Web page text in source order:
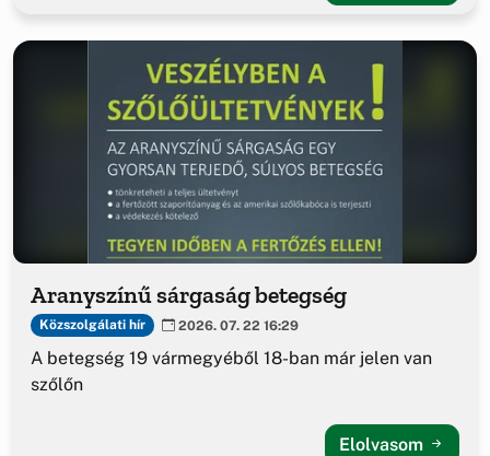
Aranyszínű sárgaság betegség
Közszolgálati hír 2026. 07. 22 16:29
A betegség 19 vármegyéből 18-ban már jelen van
szőlőn
Elolvasom